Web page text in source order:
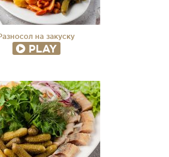
на закуску
PLAY